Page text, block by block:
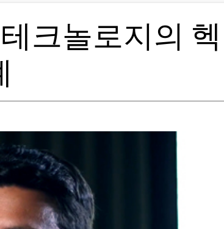
크놀로지의 헥